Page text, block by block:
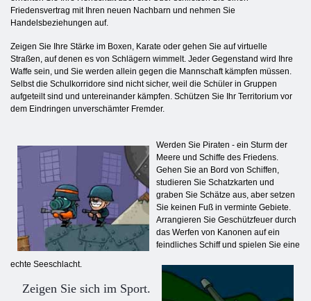
Friedensvertrag mit Ihren neuen Nachbarn und nehmen Sie
Handelsbeziehungen auf.
Zeigen Sie Ihre Stärke im Boxen, Karate oder gehen Sie auf virtuelle
Straßen, auf denen es von Schlägern wimmelt. Jeder Gegenstand wird Ihre
Waffe sein, und Sie werden allein gegen die Mannschaft kämpfen müssen.
Selbst die Schulkorridore sind nicht sicher, weil die Schüler in Gruppen
aufgeteilt sind und untereinander kämpfen. Schützen Sie Ihr Territorium vor
dem Eindringen unverschämter Fremder.
Werden Sie Piraten - ein Sturm der
Meere und Schiffe des Friedens.
Gehen Sie an Bord von Schiffen,
studieren Sie Schatzkarten und
graben Sie Schätze aus, aber setzen
Sie keinen Fuß in verminte Gebiete.
Arrangieren Sie Geschützfeuer durch
das Werfen von Kanonen auf ein
feindliches Schiff und spielen Sie eine
echte Seeschlacht.
Zeigen Sie sich im Sport.